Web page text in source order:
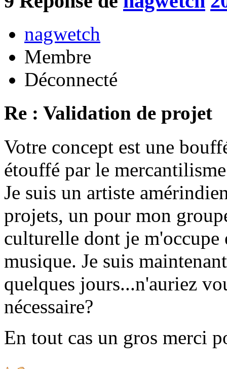
nagwetch
Membre
Déconnecté
Re : Validation de projet
Votre concept est une
étouffé par le
Je suis un artiste
projets, un pour mon
culturelle dont je
musique. Je suis
quelques jours...n'auriez
nécessaire?
En tout cas un gros merci